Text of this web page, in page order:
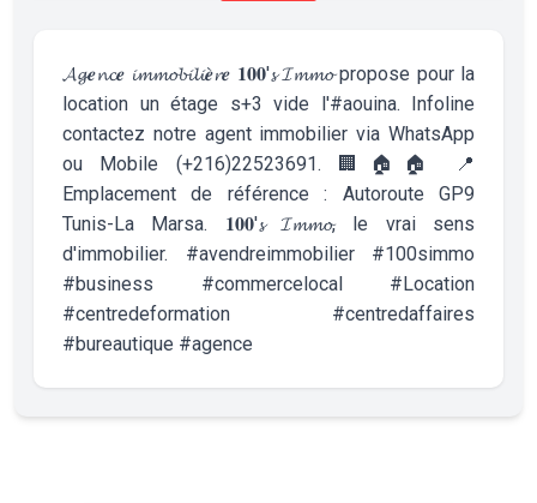
𝓐𝓰𝒆𝓷𝓬𝒆 𝓲𝓶𝓶𝓸𝓫𝓲𝓵𝓲𝒆̀𝓻𝒆 𝟏𝟎𝟎'𝓼 𝓘𝓶𝓶𝓸 propose pour la
location un étage s+3 vide l'#aouina. Infoline
contactez notre agent immobilier via WhatsApp
ou Mobile (+216)22523691. 🏢🏠🏠 📍
Emplacement de référence : Autoroute GP9
Tunis-La Marsa. 𝟏𝟎𝟎'𝓼 𝓘𝓶𝓶𝓸, le vrai sens
d'immobilier. #avendreimmobilier #100simmo
#business #commercelocal #Location
#centredeformation #centredaffaires
#bureautique #agence